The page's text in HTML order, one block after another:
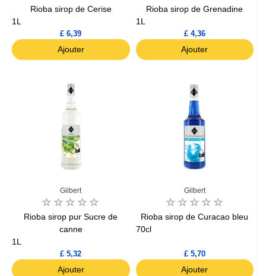
Rioba sirop de Cerise
1L
£ 6,39
Ajouter
Rioba sirop de Grenadine
1L
£ 4,36
Ajouter
Gilbert
Rioba sirop pur Sucre de
canne
1L
£ 5,32
Ajouter
Gilbert
Rioba sirop de Curacao bleu
70cl
£ 5,70
Ajouter